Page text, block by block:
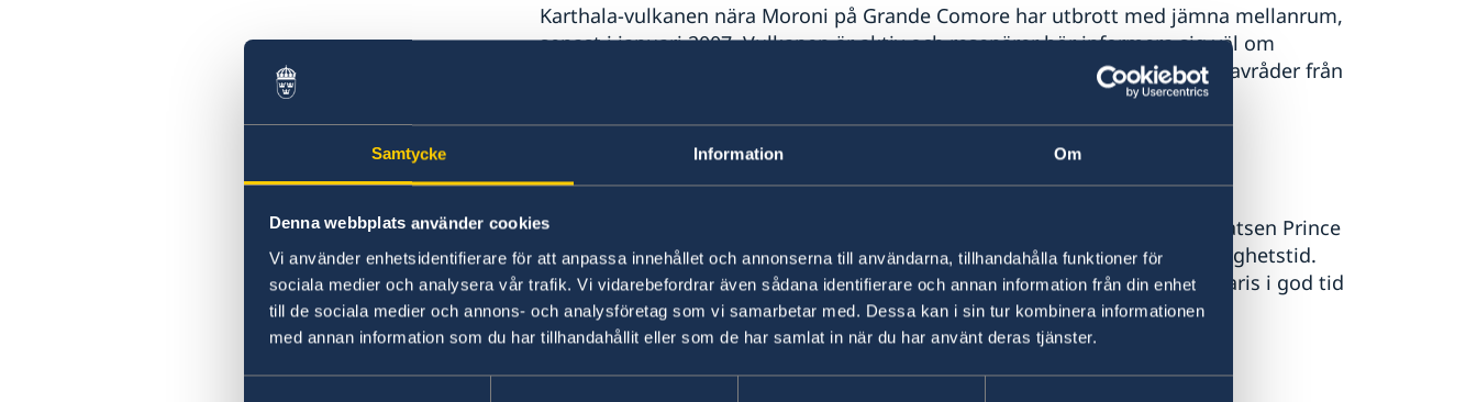
Samtycke Information Om
Denna webbplats använder cookies
Vi använder enhetsidentifierare för att anpassa innehållet och annonserna till användarna, tillhandahålla funktioner för
sociala medier och analysera vår trafik. Vi vidarebefordrar även sådana identifierare och annan information från din enhet
till de sociala medier och annons- och analysföretag som vi samarbetar med. Dessa kan i sin tur kombinera informationen
med annan information som du har tillhandahållit eller som de har samlat in när du har använt deras tjänster.
Karthala-vulkanen nära Moroni på Grande Comore har utbrott med jämna mellanrum,
senast i januari 2007. Vulkanen är aktiv och resenärer bör informera sig väl om
situationen lokalt innan man planerar att besöka ön. Lokala myndigheter avråder från
att vandra vid kratern och dess närhet samt att övernatta vid vulkanen.
In- och utresebestämmelser
Visum krävs och kan erhållas vid ankomsten till den internationella flygplatsen Prince
Said Ibrahim (HAH). Passet måste ha minst tre månaders kvarvarande giltighetstid.
Kontrollera aktuell information om visering via Komorernas ambassad i Paris i god tid
innan avresa.
Hälso- och sjukvård